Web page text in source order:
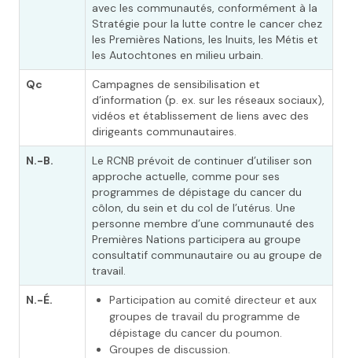
avec les communautés, conformément à la
Stratégie pour la lutte contre le cancer chez
les Premières Nations, les Inuits, les Métis et
les Autochtones en milieu urbain.
Qc
Campagnes de sensibilisation et
d’information (p. ex. sur les réseaux sociaux),
vidéos et établissement de liens avec des
dirigeants communautaires.
N.-B.
Le RCNB prévoit de continuer d’utiliser son
approche actuelle, comme pour ses
programmes de dépistage du cancer du
côlon, du sein et du col de l’utérus. Une
personne membre d’une communauté des
Premières Nations participera au groupe
consultatif communautaire ou au groupe de
travail.
N.-É.
Participation au comité directeur et aux
groupes de travail du programme de
dépistage du cancer du poumon.
Groupes de discussion.